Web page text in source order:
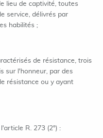
lieu de captivité, toutes
service, délivrés par
habilités ;
de résistance, trois
sur l'honneur, par des
résistance ou y ayant
R. 273 (2°) :